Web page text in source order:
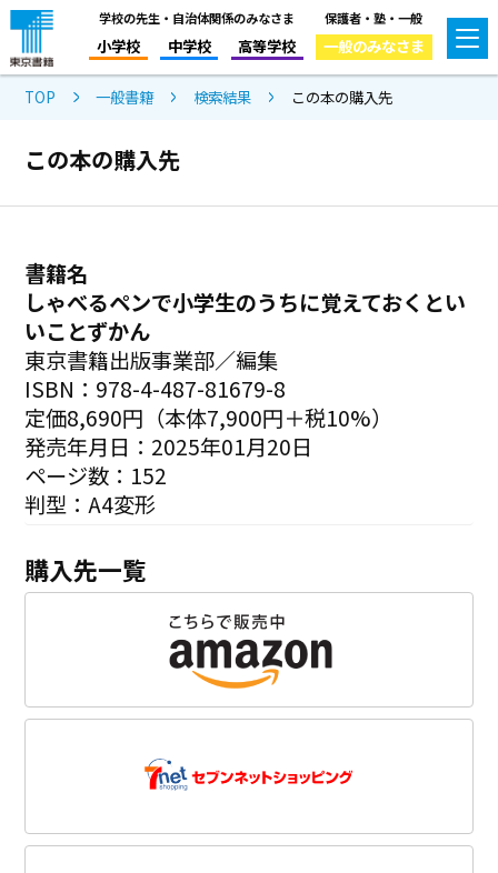
学校の先生・自治体関係のみなさま
小学校 中学校 高等学校
保護者・塾・一般
一般のみなさま
TOP 一般書籍 検索結果 この本の購入先
この本の購入先
書籍名
しゃべるペンで小学生のうちに覚えておくとい
いことずかん
東京書籍出版事業部／編集
ISBN：978-4-487-81679-8
定価8,690円（本体7,900円＋税10%）
発売年月日：2025年01月20日
ページ数：152
判型：A4変形
購入先一覧